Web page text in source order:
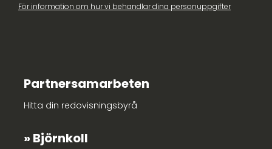
För information om hur vi behandlar dina personuppgifter
Partnersamarbeten
Hitta din redovisningsbyrå
Björnkoll